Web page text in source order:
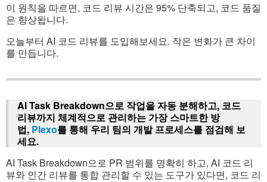
이 원칙을 따르면, 코드 리뷰 시간은 95% 단축되고, 코드 품질
은 향상됩니다.
오늘부터 AI 코드 리뷰를 도입해보세요. 작은 변화가 큰 차이
를 만듭니다.
AI Task Breakdown으로 작업을 자동 분해하고, 코드
리뷰까지 체계적으로 관리하는 가장 스마트한 방
법, Plexo를 통해 우리 팀의 개발 프로세스를 점검해 보
세요.
AI Task Breakdown으로 PR 범위를 명확히 하고, AI 코드 리
뷰와 인간 리뷰를 통합 관리할 수 있는 도구가 있다면, 코드 리